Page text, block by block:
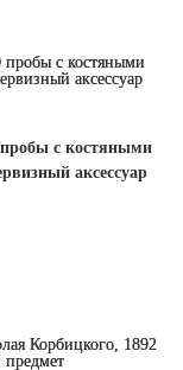
с костяными
аксессуар